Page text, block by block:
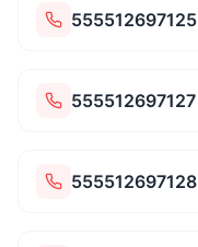
555512697125
555512697127
555512697128